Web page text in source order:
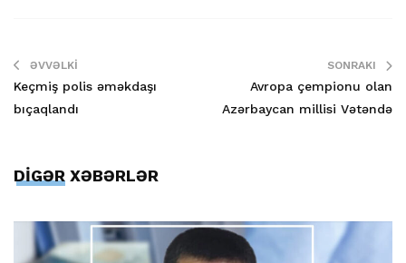
ƏVVƏLKI
Keçmiş polis əməkdaşı
bıçaqlandı
SONRAKI
Avropa çempionu olan
Azərbaycan millisi Vətəndə
DİGƏR XƏBƏRLƏR